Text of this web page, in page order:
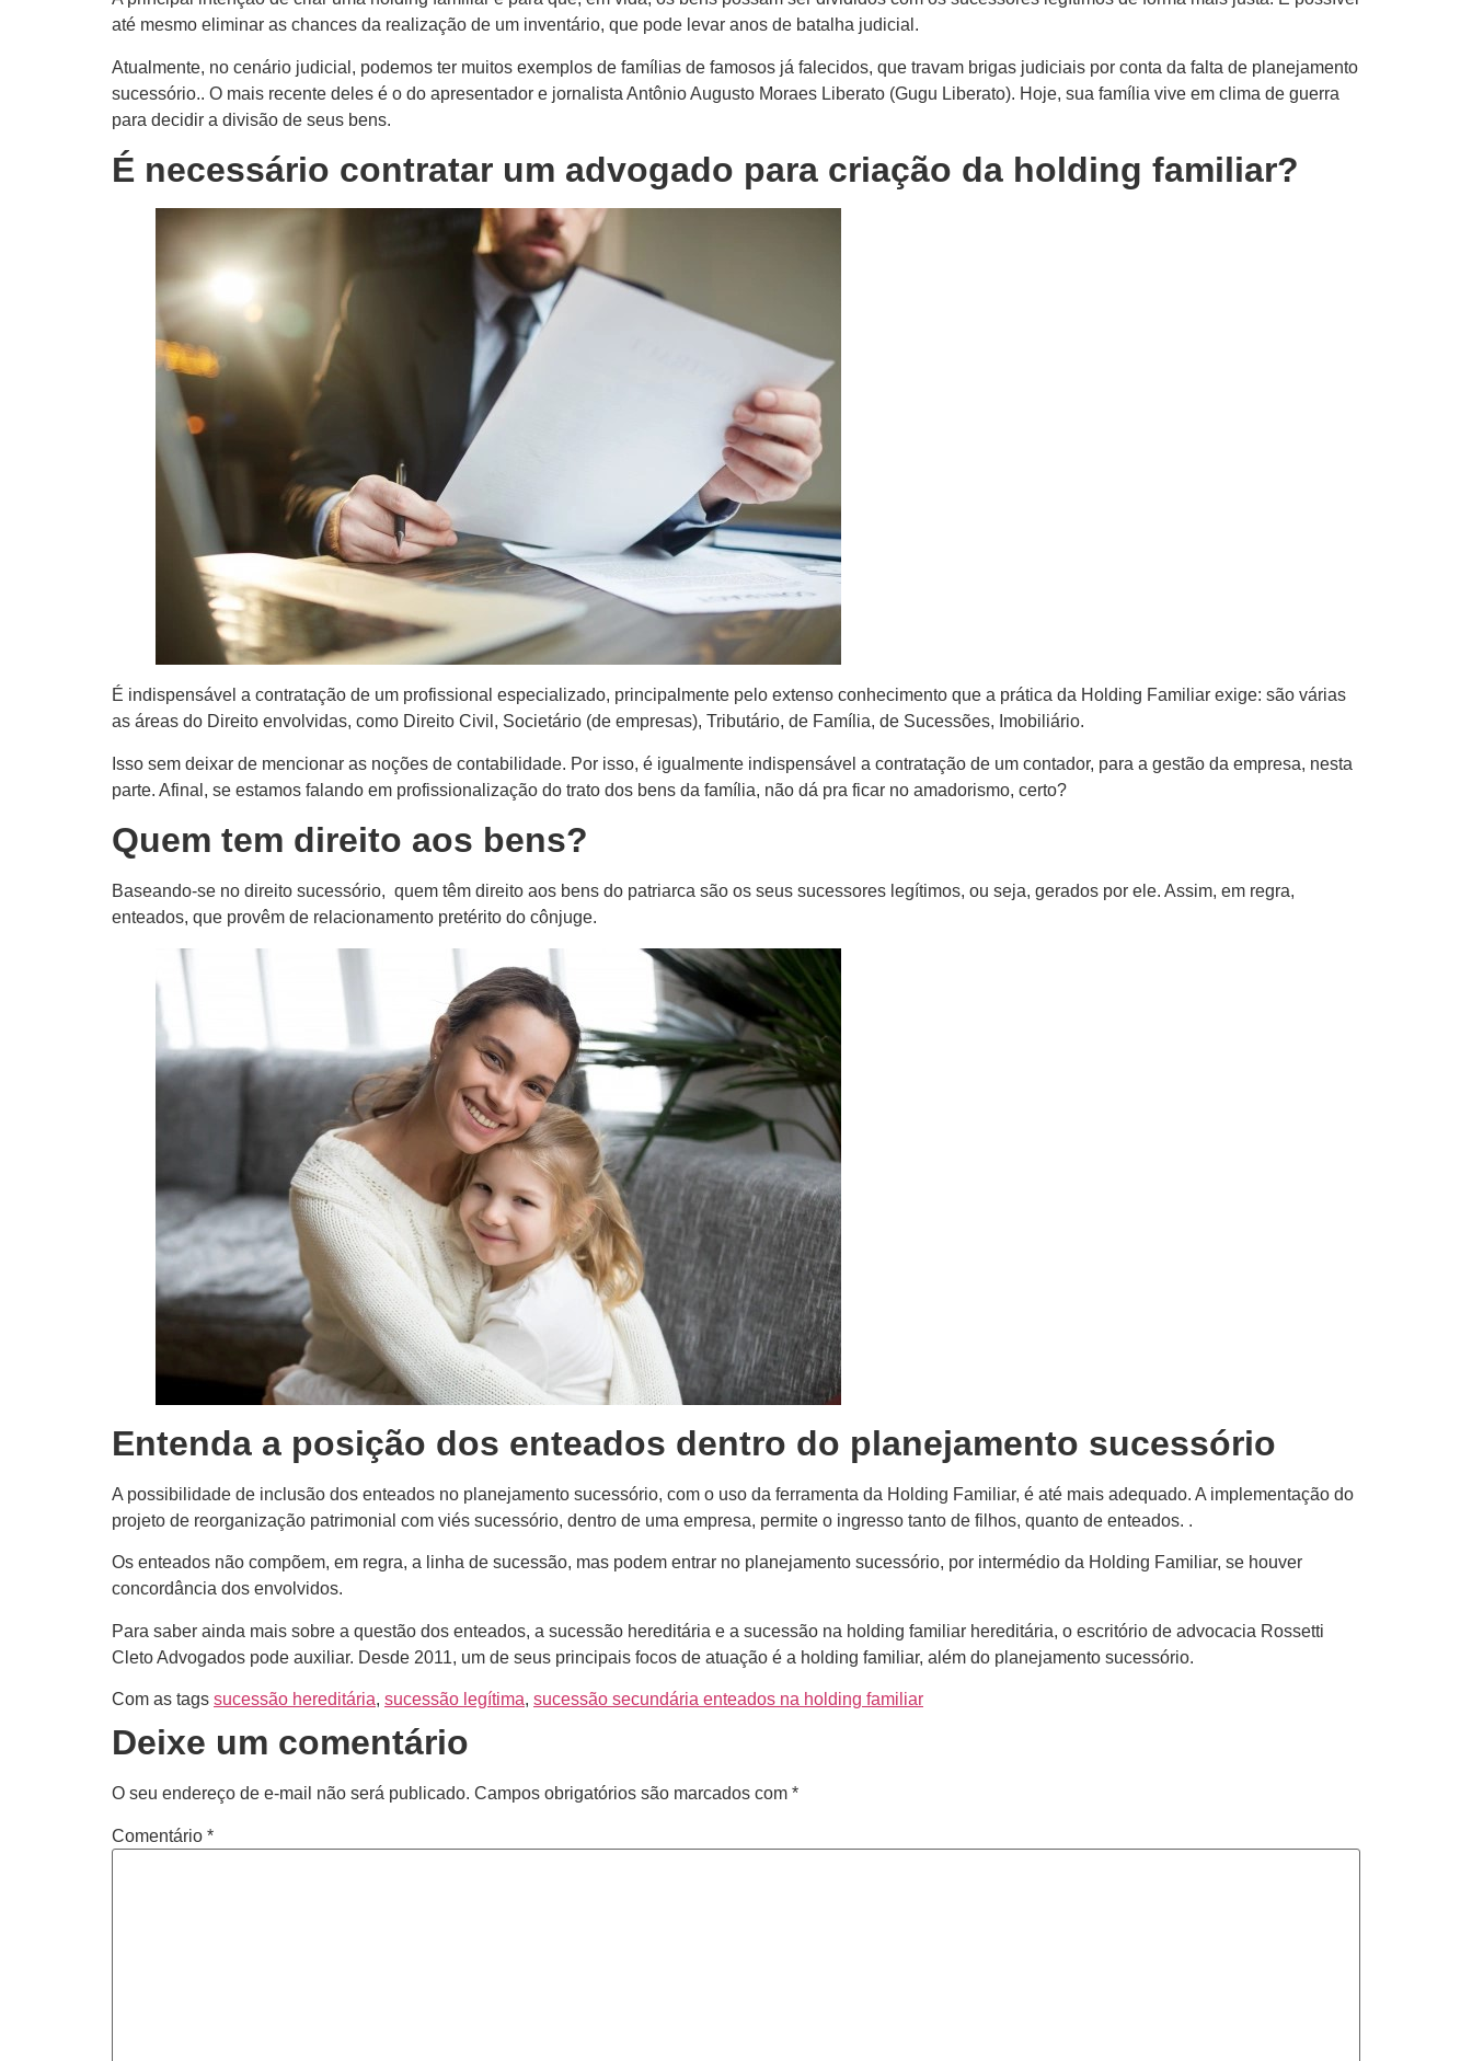
até mesmo eliminar as chances da realização de um inventário, que pode levar anos de batalha judicial.
Atualmente, no cenário judicial, podemos ter muitos exemplos de famílias de famosos já falecidos, que travam brigas judiciais por conta da falta de planejamento
sucessório.. O mais recente deles é o do apresentador e jornalista Antônio Augusto Moraes Liberato (Gugu Liberato). Hoje, sua família vive em clima de guerra
para decidir a divisão de seus bens.
É necessário contratar um advogado para criação da holding familiar?
É indispensável a contratação de um profissional especializado, principalmente pelo extenso conhecimento que a prática da Holding Familiar exige: são várias
as áreas do Direito envolvidas, como Direito Civil, Societário (de empresas), Tributário, de Família, de Sucessões, Imobiliário.
Isso sem deixar de mencionar as noções de contabilidade. Por isso, é igualmente indispensável a contratação de um contador, para a gestão da empresa, nesta
parte. Afinal, se estamos falando em profissionalização do trato dos bens da família, não dá pra ficar no amadorismo, certo?
Quem tem direito aos bens?
Baseando-se no direito sucessório, quem têm direito aos bens do patriarca são os seus sucessores legítimos, ou seja, gerados por ele. Assim, em regra,
enteados, que provêm de relacionamento pretérito do cônjuge.
Entenda a posição dos enteados dentro do planejamento sucessório
A possibilidade de inclusão dos enteados no planejamento sucessório, com o uso da ferramenta da Holding Familiar, é até mais adequado. A implementação do
projeto de reorganização patrimonial com viés sucessório, dentro de uma empresa, permite o ingresso tanto de filhos, quanto de enteados. .
Os enteados não compõem, em regra, a linha de sucessão, mas podem entrar no planejamento sucessório, por intermédio da Holding Familiar, se houver
concordância dos envolvidos.
Para saber ainda mais sobre a questão dos enteados, a sucessão hereditária e a sucessão na holding familiar hereditária, o escritório de advocacia Rossetti
Cleto Advogados pode auxiliar. Desde 2011, um de seus principais focos de atuação é a holding familiar, além do planejamento sucessório.
Com as tags sucessão hereditária, sucessão legítima, sucessão secundária enteados na holding familiar
Deixe um comentário
O seu endereço de e-mail não será publicado. Campos obrigatórios são marcados com *
Comentário *